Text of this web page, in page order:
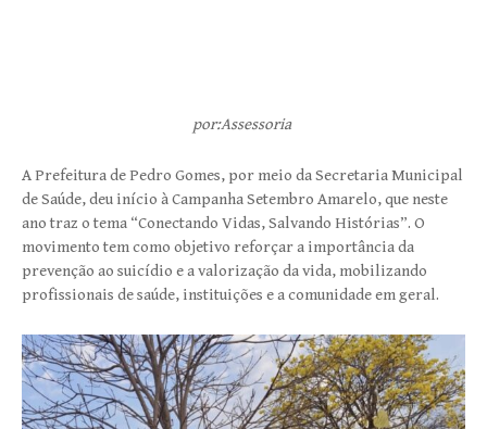
por:Assessoria
A Prefeitura de Pedro Gomes, por meio da Secretaria Municipal
de Saúde, deu início à Campanha Setembro Amarelo, que neste
ano traz o tema “Conectando Vidas, Salvando Histórias”. O
movimento tem como objetivo reforçar a importância da
prevenção ao suicídio e a valorização da vida, mobilizando
profissionais de saúde, instituições e a comunidade em geral.